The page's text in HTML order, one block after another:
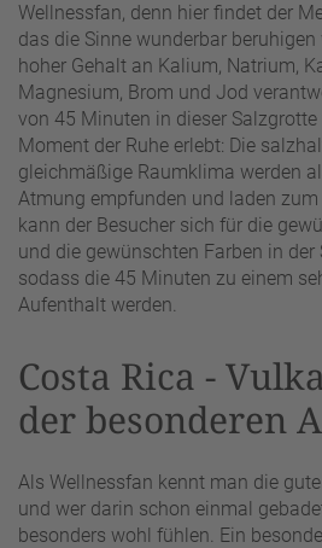
Wellnessfan, denn hier findet der
das die Sinne wunderbar
hoher Gehalt an Kalium, Natrium,
Magnesium, Brom und Jod
von 45 Minuten in dieser
Moment der Ruhe erlebt: Die
gleichmäßige Raumklima werden
Atmung empfunden und laden
kann der Besucher sich für die
und die gewünschten Farben in der
sodass die 45 Minuten zu einem
Aufenthalt werden.
Costa Rica -
der besonderen
Als Wellnessfan kennt man die
und wer darin schon einmal
besonders wohl fühlen. Ein